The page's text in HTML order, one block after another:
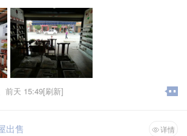
前天 15:49[刷新]
出售 详情